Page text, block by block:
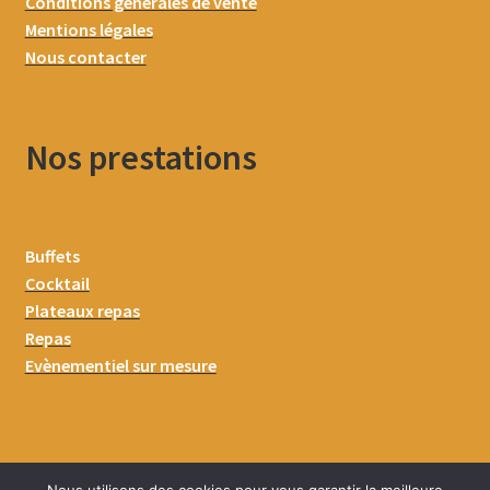
Mentions légales
Nous contacter
Nos prestations
Buffets
Cocktail
Plateaux repas
Repas
Evènementiel sur mesure